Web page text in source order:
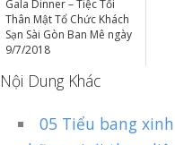
Gala Dinner – Tiệc Tối
Thân Mật Tổ Chức Khách
Sạn Sài Gòn Ban Mê ngày
9/7/2018
Nội Dung Khác
05 Tiểu bang